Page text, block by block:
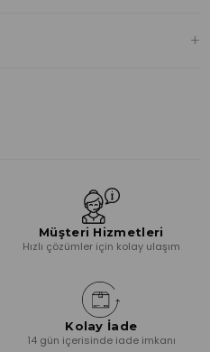
+
Müşteri Hizmetleri
Hızlı çözümler için kolay ulaşım
Kolay İade
14 gün içerisinde iade imkanı